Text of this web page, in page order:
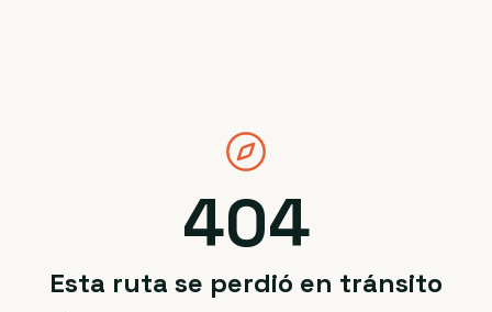
404
Esta ruta se perdió en tránsito